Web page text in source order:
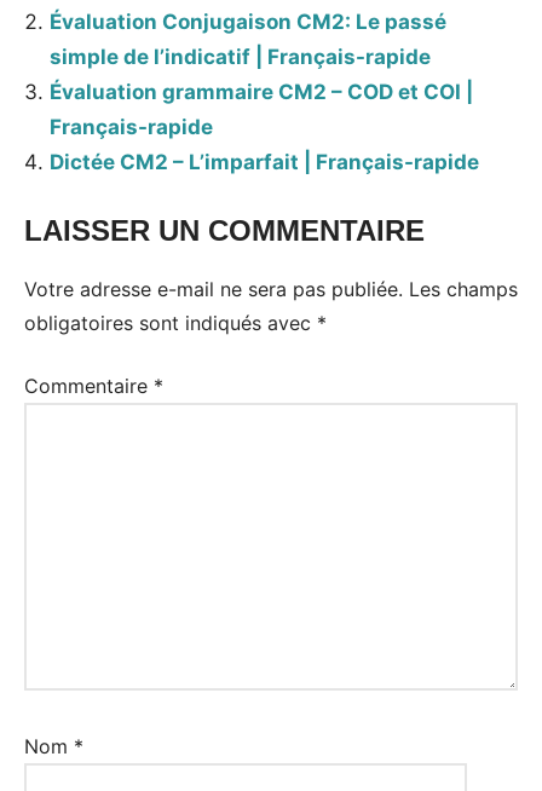
Évaluation Conjugaison CM2: Le passé
simple de l’indicatif | Français-rapide
Évaluation grammaire CM2 – COD et COI |
Français-rapide
Dictée CM2 – L’imparfait | Français-rapide
LAISSER UN COMMENTAIRE
Votre adresse e-mail ne sera pas publiée. Les champs
obligatoires sont indiqués avec *
Commentaire *
Nom *